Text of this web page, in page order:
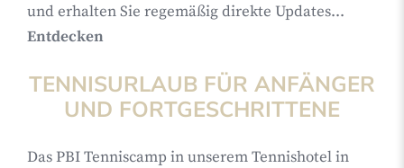
und erhalten Sie regemäßig direkte Updates...
Entdecken
TENNISURLAUB FÜR ANFÄNGER
UND FORTGESCHRITTENE
Das PBI Tenniscamp in unserem Tennishotel in